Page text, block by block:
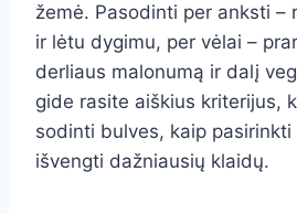
žemė. Pasodinti per anksti –
ir lėtu dygimu, per vėlai –
derliaus malonumą ir dalį
gide rasite aiškius kriterijus,
sodinti bulves, kaip pasirinkti
išvengti dažniausių klaidų.